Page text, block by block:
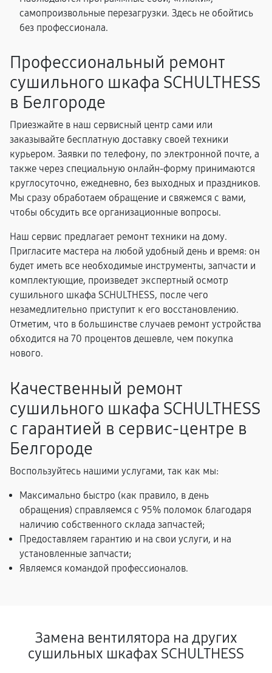
самопроизвольные перезагрузки. Здесь не обойтись
без профессионала.
Профессиональный ремонт
сушильного шкафа SCHULTHESS
в Белгороде
Приезжайте в наш сервисный центр сами или
заказывайте бесплатную доставку своей техники
курьером. Заявки по телефону, по электронной почте, а
также через специальную онлайн-форму принимаются
круглосуточно, ежедневно, без выходных и праздников.
Мы сразу обработаем обращение и свяжемся с вами,
чтобы обсудить все организационные вопросы.
Наш сервис предлагает ремонт техники на дому.
Пригласите мастера на любой удобный день и время: он
будет иметь все необходимые инструменты, запчасти и
комплектующие, произведет экспертный осмотр
сушильного шкафа SCHULTHESS, после чего
незамедлительно приступит к его восстановлению.
Отметим, что в большинстве случаев ремонт устройства
обходится на 70 процентов дешевле, чем покупка
нового.
Качественный ремонт
сушильного шкафа SCHULTHESS
с гарантией в сервис-центре в
Белгороде
Воспользуйтесь нашими услугами, так как мы:
Максимально быстро (как правило, в день
обращения) справляемся с 95% поломок благодаря
наличию собственного склада запчастей;
Предоставляем гарантию и на свои услуги, и на
установленные запчасти;
Являемся командой профессионалов.
Замена вентилятора на других
сушильных шкафах SCHULTHESS